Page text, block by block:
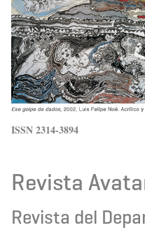
ISSN 2314-3894
Revista
Revista del